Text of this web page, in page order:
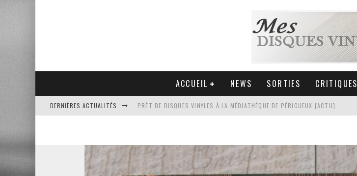
ACCUEIL NEWS SORTIES CRITIQUES
DERNIÈRES ACTUALITÉS PRÊT DE DISQUES VINYLES À LA MÉDIATHÈQUE DE PÉRIGUEUX [ACTU]
VENTE AUX ENCHÈRES D'UNE COLLECTION DE 6000 VINYLES
UN NOUVEAU DISQUAIRE MUSIC NON STOP À STRASBOURG